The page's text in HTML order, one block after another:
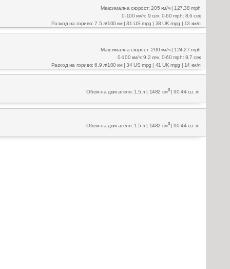
Максимална скорост: 205 км/ч | 127.38 mph
0-100 км/ч: 9 сек, 0-60 mph: 8.6 сек
Разход на гориво: 7.5 л/100 км | 31 US mpg | 38 UK mpg | 13 км/л
Максимална скорост: 200 км/ч | 124.27 mph
0-100 км/ч: 9.2 сек, 0-60 mph: 8.7 сек
Разход на гориво: 6.9 л/100 км | 34 US mpg | 41 UK mpg | 14 км/л
Обем на двигателя: 1.5 л | 1482 см3| 90.44 cu. in.
Обем на двигателя: 1.5 л | 1482 см3| 90.44 cu. in.